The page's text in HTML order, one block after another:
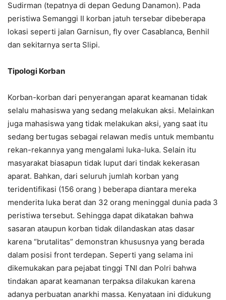
Sudirman (tepatnya di depan Gedung Danamon). Pada
peristiwa Semanggi II korban jatuh tersebar dibeberapa
lokasi seperti jalan Garnisun, fly over Casablanca, Benhil
dan sekitarnya serta Slipi.
Tipologi Korban
Korban-korban dari penyerangan aparat keamanan tidak
selalu mahasiswa yang sedang melakukan aksi. Melainkan
juga mahasiswa yang tidak melakukan aksi, yang saat itu
sedang bertugas sebagai relawan medis untuk membantu
rekan-rekannya yang mengalami luka-luka. Selain itu
masyarakat biasapun tidak luput dari tindak kekerasan
aparat. Bahkan, dari seluruh jumlah korban yang
teridentifikasi (156 orang ) beberapa diantara mereka
menderita luka berat dan 32 orang meninggal dunia pada 3
peristiwa tersebut. Sehingga dapat dikatakan bahwa
sasaran ataupun korban tidak dilandaskan atas dasar
karena “brutalitas” demonstran khususnya yang berada
dalam posisi front terdepan. Seperti yang selama ini
dikemukakan para pejabat tinggi TNI dan Polri bahwa
tindakan aparat keamanan terpaksa dilakukan karena
adanya perbuatan anarkhi massa. Kenyataan ini didukung